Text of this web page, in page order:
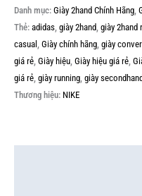
Danh mục: Giày 2hand Chính Hãng,
Thẻ: adidas, giày 2hand, giày 2hand
casual , Giày chính hãng, giày
giá rẻ, Giày hiệu, Giày hiệu giá rẻ,
giá rẻ, giày running, giày secondhand
Thương hiệu: NIKE